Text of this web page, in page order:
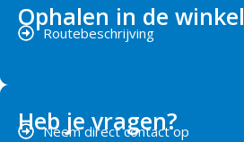
Ophalen in de winkel
Routebeschrijving
Heb je vragen?
Neem direct contact op